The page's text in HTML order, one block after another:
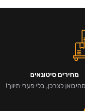
מחירים סיטונאים
לצרכן, בלי פערי תיווך!